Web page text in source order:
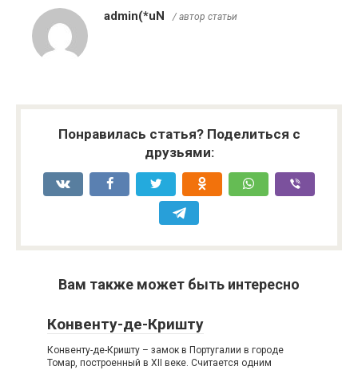
admin(*uN / автор статьи
Понравилась статья? Поделиться с
друзьями:
Вам также может быть интересно
Конвенту-де-Кришту
Конвенту-де-Кришту – замок в Португалии в городе
Томар, построенный в XII веке. Считается одним